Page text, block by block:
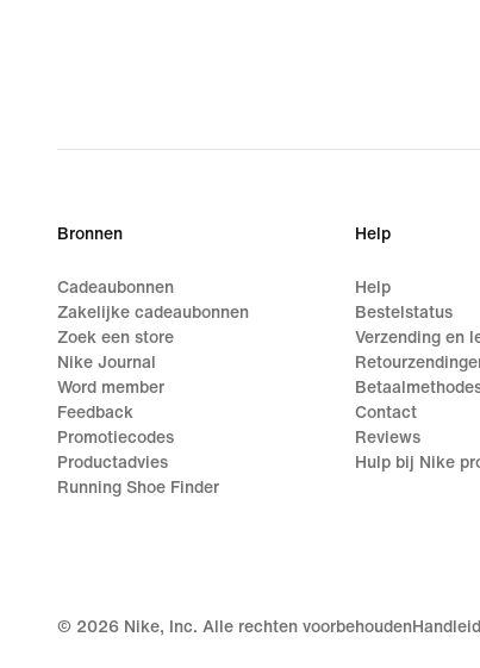
Bronnen
Cadeaubonnen
Zakelijke cadeaubonnen
Zoek een store
Nike Journal
Word member
Feedback
Promotiecodes
Productadvies
Running Shoe Finder
Help
Help
Bestelstatus
Verzending en
Contact
Reviews
Hulp bij Nike
© 2026 Nike, Inc. Alle rechten voorbehouden